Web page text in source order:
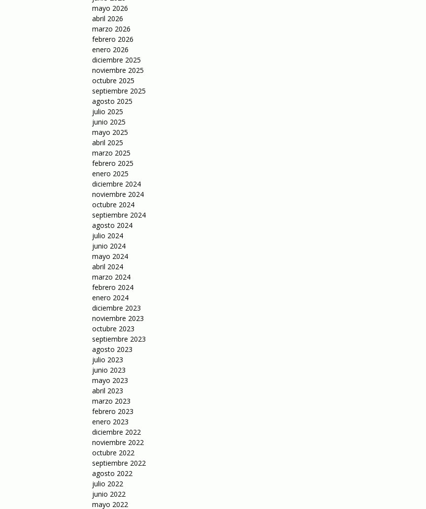
mayo 2026
abril 2026
marzo 2026
febrero 2026
enero 2026
diciembre 2025
noviembre 2025
octubre 2025
septiembre 2025
agosto 2025
julio 2025
junio 2025
mayo 2025
abril 2025
marzo 2025
febrero 2025
enero 2025
diciembre 2024
noviembre 2024
octubre 2024
septiembre 2024
agosto 2024
julio 2024
junio 2024
mayo 2024
abril 2024
marzo 2024
febrero 2024
enero 2024
diciembre 2023
noviembre 2023
octubre 2023
septiembre 2023
agosto 2023
julio 2023
junio 2023
mayo 2023
abril 2023
marzo 2023
febrero 2023
enero 2023
diciembre 2022
noviembre 2022
octubre 2022
septiembre 2022
agosto 2022
julio 2022
junio 2022
mayo 2022